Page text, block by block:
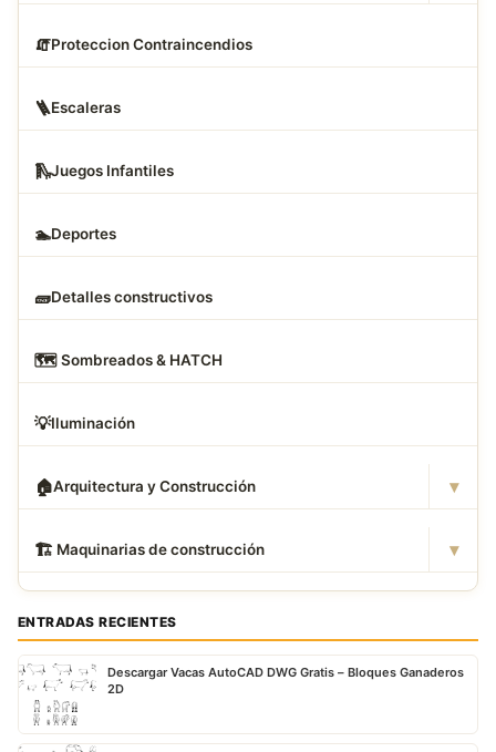
🧯Proteccion Contraincendios
🪜Escaleras
🛝Juegos Infantiles
🏊Deportes
🧱Detalles constructivos
🗺️ Sombreados & HATCH
💡Iluminación
🏠Arquitectura y Construcción ▾
🏗 ️ Maquinarias de construcción ▾
ENTRADAS RECIENTES
Descargar Vacas AutoCAD DWG Gratis – Bloques Ganaderos
2D